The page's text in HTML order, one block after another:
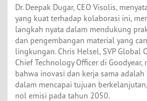
Dr. Deepak Dugar, CEO Visolis,
yang kuat terhadap kolaborasi ini,
langkah nyata dalam mendukung
dan pengembangan material yang
lingkungan. Chris Helsel, SVP Global
Chief Technology Officer di Goodyear,
bahwa inovasi dan kerja sama
dalam mencapai tujuan
nol emisi pada tahun 2050.